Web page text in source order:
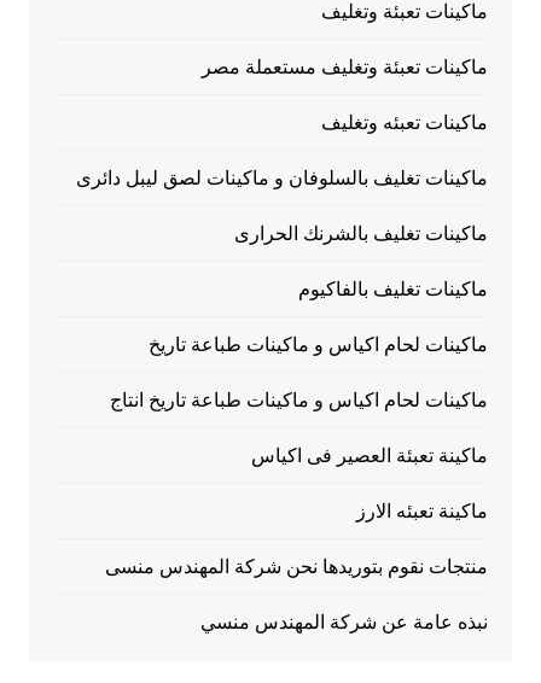
ماكينات تعبئة وتغليف
ماكينات تعبئة وتغليف مستعملة مصر
ماكينات تعبئه وتغليف
ماكينات تغليف بالسلوفان و ماكينات لصق ليبل دائرى
ماكينات تغليف بالشرنك الحرارى
ماكينات تغليف بالفاكيوم
ماكينات لحام اكياس و ماكينات طباعة تاريخ
ماكينات لحام اكياس و ماكينات طباعة تاريخ انتاج
ماكينة تعبئة العصير فى اكياس
ماكينة تعبئه الارز
منتجات نقوم بتوريدها نحن شركة المهندس منسى
نبذه عامة عن شركة المهندس منسي